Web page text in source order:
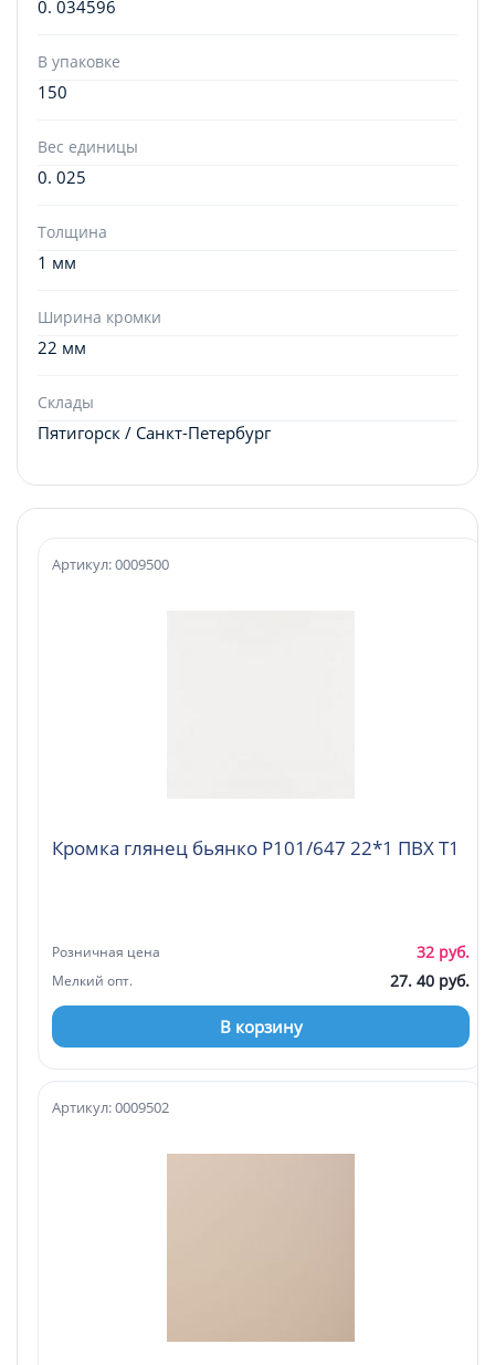
0. 034596
В упаковке
150
Вес единицы
0. 025
Толщина
1 мм
Ширина кромки
22 мм
Склады
Пятигорск / Санкт-Петербург
Кромка глянец бьянко Р101/647 22*1 ПВХ T1
Артикул: 0009500
Розничная цена 32 руб.
Мелкий опт. 27. 40 руб.
В корзину
Артикул: 0009502